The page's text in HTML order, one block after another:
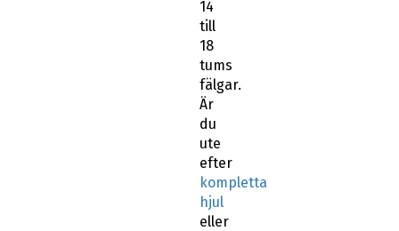
14
till
18
tums
fälgar.
Är
du
ute
efter
kompletta
hjul
eller